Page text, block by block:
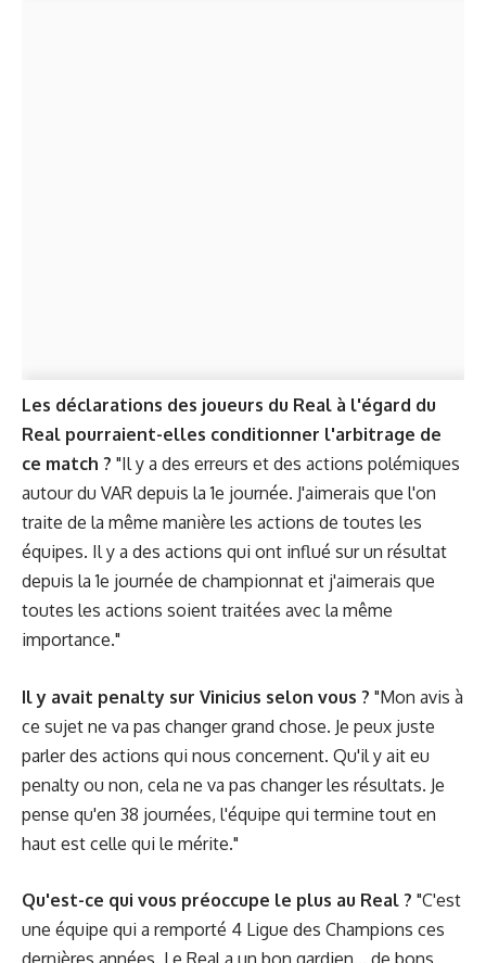
Les déclarations des joueurs du Real à l'égard du
Real pourraient-elles conditionner l'arbitrage de
ce match ? "Il y a des erreurs et des actions polémiques
autour du VAR depuis la 1e journée. J'aimerais que l'on
traite de la même manière les actions de toutes les
équipes. Il y a des actions qui ont influé sur un résultat
depuis la 1e journée de championnat et j'aimerais que
toutes les actions soient traitées avec la même
importance."
Il y avait penalty sur Vinicius selon vous ? "Mon avis à
ce sujet ne va pas changer grand chose. Je peux juste
parler des actions qui nous concernent. Qu'il y ait eu
penalty ou non, cela ne va pas changer les résultats. Je
pense qu'en 38 journées, l'équipe qui termine tout en
haut est celle qui le mérite."
Qu'est-ce qui vous préoccupe le plus au Real ? "C'est
une équipe qui a remporté 4 Ligue des Champions ces
dernières années. Le Real a un bon gardien... de bons